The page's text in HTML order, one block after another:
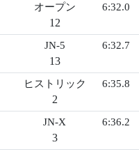
オープン
12
6:32.0
JN-5
13
6:32.7
ヒストリック
2
6:35.8
JN-X
3
6:36.2